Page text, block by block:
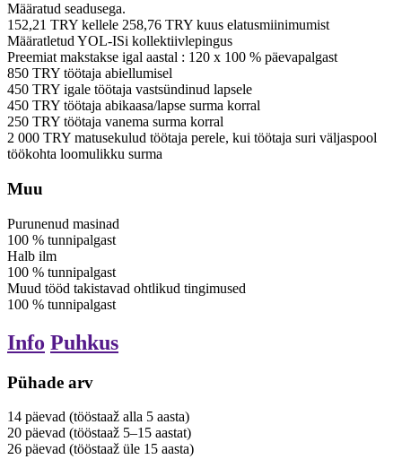
Määratud seadusega.
152,21 TRY kellele 258,76 TRY kuus elatusmiinimumist
Määratletud YOL-ISi kollektiivlepingus
Preemiat makstakse igal aastal : 120 x 100 % päevapalgast
850 TRY töötaja abiellumisel
450 TRY igale töötaja vastsündinud lapsele
450 TRY töötaja abikaasa/lapse surma korral
250 TRY töötaja vanema surma korral
2 000 TRY matusekulud töötaja perele, kui töötaja suri väljaspool
töökohta loomulikku surma
Muu
Purunenud masinad
100 % tunnipalgast
Halb ilm
100 % tunnipalgast
Muud tööd takistavad ohtlikud tingimused
100 % tunnipalgast
Info Puhkus
Pühade arv
14 päevad (tööstaaž alla 5 aasta)
20 päevad (tööstaaž 5–15 aastat)
26 päevad (tööstaaž üle 15 aasta)